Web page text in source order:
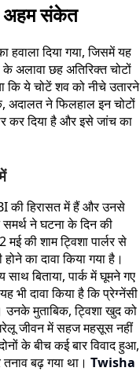
थे अहम संकेत
हवाला दिया गया, जिसमें यह
अलावा छह अतिरिक्त चोटों
कि ये चोटें शव को नीचे उतारने
अदालत ने फिलहाल इन चोटों
कर दिया है और इसे जांच का
की हिरासत में हैं और उनसे
ने घटना के दिन की
की शाम ट्विशा पार्लर से
का दावा किया गया है।
बिताया, पार्क में घूमने गए
भी दावा किया है कि प्रेग्नेंसी
उनके मुताबिक, ट्विशा खुद को
जीवन में सहज महसूस नहीं
के बीच कई बार विवाद हुआ,
बढ़ गया था। Twisha